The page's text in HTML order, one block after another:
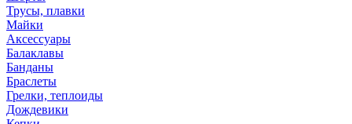
Трусы, плавки
Майки
Аксессуары
Балаклавы
Банданы
Браслеты
Грелки, теплоиды
Дождевики